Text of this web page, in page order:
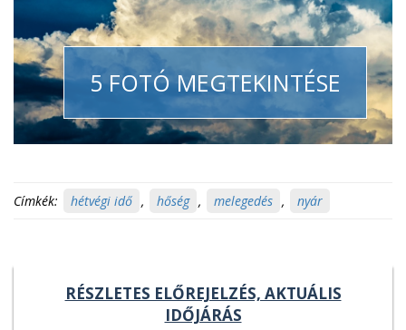
5 FOTÓ MEGTEKINTÉSE
Címkék: hétvégi idő , hőség , melegedés , nyár
RÉSZLETES ELŐREJELZÉS, AKTUÁLIS
IDŐJÁRÁS